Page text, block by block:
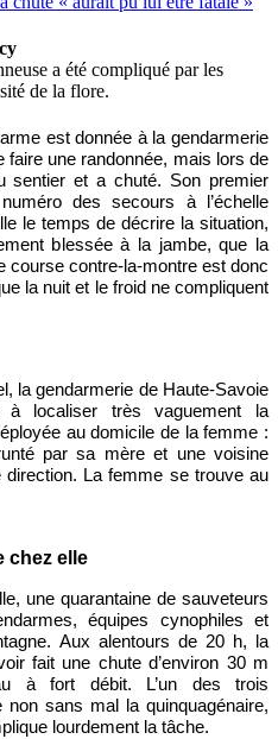
a été compliqué par les
de la flore.
est donnée à la gendarmerie
faire une randonnée, mais lors de
sentier et a chuté. Son premier
des secours à l’échelle
le temps de décrire la situation,
blessée à la jambe, que la
course contre-la-montre est donc
la nuit et le froid ne compliquent
la gendarmerie de Haute-Savoie
à localiser très vaguement la
au domicile de la femme :
par sa mère et une voisine
La femme se trouve au
chez elle
une quarantaine de sauveteurs
équipes cynophiles et
Aux alentours de 20 h, la
fait une chute d’environ 30 m
à fort débit. L’un des trois
non sans mal la quinquagénaire,
lourdement la tâche.